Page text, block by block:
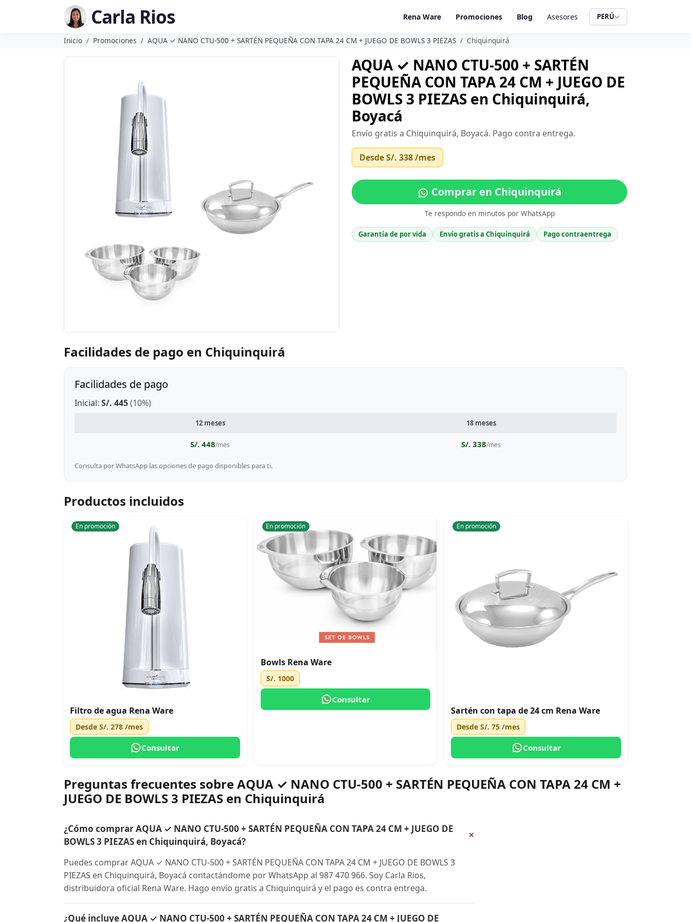
Carla Rios Rena Ware Promociones Blog Asesores PERÚ
Inicio Promociones AQUA ✓ NANO CTU-500 + SARTÉN PEQUEÑA CON TAPA 24 CM + JUEGO DE BOWLS 3 PIEZAS Chiquinquirá
AQUA ✓ NANO CTU-500 + SARTÉN
PEQUEÑA CON TAPA 24 CM + JUEGO DE
BOWLS 3 PIEZAS en Chiquinquirá,
Boyacá
Envío gratis a Chiquinquirá, Boyacá. Pago contra entrega.
DesdeS/. 338/mes
Comprar en Chiquinquirá
Te respondo en minutos por WhatsApp
Garantía de por vida Envío gratis a Chiquinquirá Pago contraentrega
Facilidades de pago en Chiquinquirá
Facilidades de pago
Inicial: S/. 445(10%)
12 meses 18 meses
S/. 448/mes S/. 338/mes
Consulta por WhatsApp las opciones de pago disponibles para ti.
Productos incluidos
En promoción
Filtro de agua Rena Ware
Desde S/. 278 /mes
Consultar
En promoción
Bowls Rena Ware
S/. 1000
Consultar
En promoción
Sartén con tapa de 24 cm Rena Ware
DesdeS/. 75 /mes
Consultar
Preguntas frecuentes sobre AQUA ✓ NANO CTU-500 + SARTÉN PEQUEÑA CON TAPA 24 CM +
JUEGO DE BOWLS 3 PIEZAS en Chiquinquirá
¿Cómo comprar AQUA ✓ NANO CTU-500 + SARTÉN PEQUEÑA CON TAPA 24 CM + JUEGO DE
BOWLS 3 PIEZAS en Chiquinquirá, Boyacá?
+
Puedes comprar AQUA ✓ NANO CTU-500 + SARTÉN PEQUEÑA CON TAPA 24 CM + JUEGO DE BOWLS 3
PIEZAS en Chiquinquirá, Boyacá contactándome por WhatsApp al 987 470 966. Soy Carla Rios,
distribuidora oficial Rena Ware. Hago envío gratis a Chiquinquirá y el pago es contra entrega.
¿Qué incluye AQUA ✓ NANO CTU-500 + SARTÉN PEQUEÑA CON TAPA 24 CM + JUEGO DE